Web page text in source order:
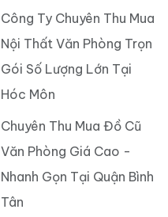
Công Ty Chuyên Thu Mua
Nội Thất Văn Phòng Trọn
Gói Số Lượng Lớn Tại
Hóc Môn
Chuyên Thu Mua Đồ Cũ
Văn Phòng Giá Cao -
Nhanh Gọn Tại Quận Bình
Tân